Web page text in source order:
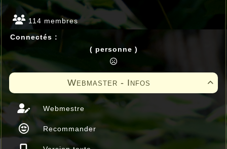
114 membres
Connectés :
( personne )

Webmaster - Infos
Webmestre
Recommander